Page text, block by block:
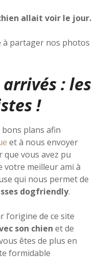
allait voir le jour.
à partager nos photos
: les
!
plans afin
et à nous envoyer
vous avez pu
votre meilleur ami à
qui nous permet de
dogfriendly.
l’origine de ce site
son chien et de
êtes de plus en
formidable